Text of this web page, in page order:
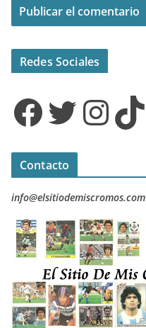
Redes Sociales
Facebook Twitter InstagramTikTok
Contacto
info@elsitiodemiscromos.com